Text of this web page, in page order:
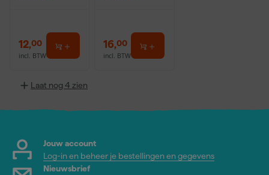
12,00
incl. BTW
16,00
incl. BTW
Laat nog 4 zien
Jouw account
Log-in en beheer je bestellingen en gegevens
Nieuwsbrief